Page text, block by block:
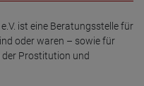
ist eine Beratungsstelle für
oder waren – sowie für
der Prostitution und